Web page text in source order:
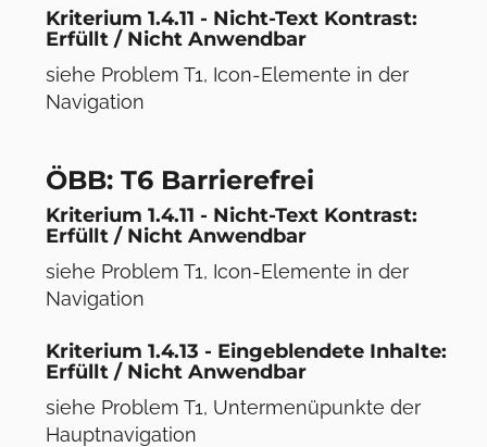
Kriterium 1.4.11 - Nicht-Text Kontrast:
Erfüllt / Nicht Anwendbar
siehe Problem T1, Icon-Elemente in der
Navigation
ÖBB: T6 Barrierefrei
Kriterium 1.4.11 - Nicht-Text Kontrast:
Erfüllt / Nicht Anwendbar
siehe Problem T1, Icon-Elemente in der
Navigation
Kriterium 1.4.13 - Eingeblendete Inhalte:
Erfüllt / Nicht Anwendbar
siehe Problem T1, Untermenüpunkte der
Hauptnavigation